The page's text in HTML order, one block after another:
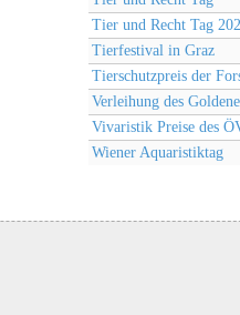
Tier und Recht Tag
Tierfestival in Graz
Tierschutzpreis der
Verleihung des
Vivaristik Preise des
Wiener Aquaristiktag